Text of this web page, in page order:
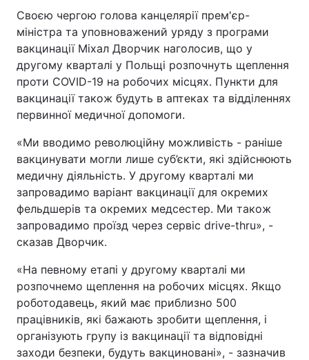
Своєю чергою голова канцелярії прем'єр-
міністра та уповноважений уряду з програми
вакцинації Міхал Дворчик наголосив, що у
другому кварталі у Польщі розпочнуть щеплення
проти COVID-19 на робочих місцях. Пункти для
вакцинації також будуть в аптеках та відділеннях
первинної медичної допомоги.
«Ми вводимо революційну можливість - раніше
вакцинувати могли лише суб’єкти, які здійснюють
медичну діяльність. У другому кварталі ми
запровадимо варіант вакцинації для окремих
фельдшерів та окремих медсестер. Ми також
запровадимо проїзд через сервіс drive-thru», -
сказав Дворчик.
«На певному етапі у другому кварталі ми
розпочнемо щеплення на робочих місцях. Якщо
роботодавець, який має приблизно 500
працівників, які бажають зробити щеплення, і
організують групу із вакцинації та відповідні
заходи безпеки, будуть вакциновані», - зазначив